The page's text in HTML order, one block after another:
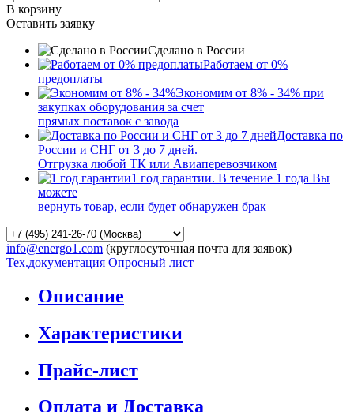
В корзину
Оставить заявку
Сделано в России
Работаем от 0%
предоплаты
Экономим от 8% - 34% при
закупках оборудования за счет
прямых поставок с завода
Доставка по
России и СНГ от 3 до 7 дней.
Отгрузка любой ТК или Авиаперевозчиком
1 год гарантии. В течение 1 года Вы
можете
вернуть товар, если будет обнаружен брак
info@energo1.com (круглосуточная почта для заявок)
Тех.документация Опросный лист
Описание
Характеристики
Прайс-лист
Оплата и Доставка